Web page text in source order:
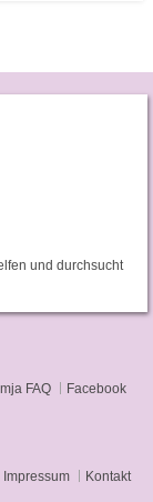
und durchsucht
FAQ Facebook
Impressum
Kontakt